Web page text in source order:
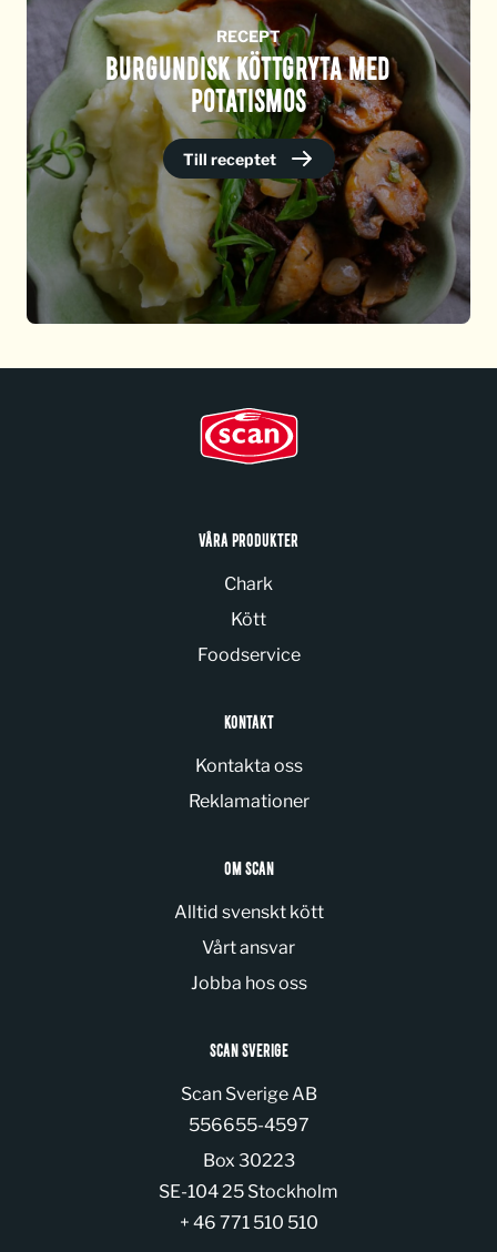
RECEPT
BURGUNDISK KÖTTGRYTA MED
POTATISMOS
Till receptet
VÅRA PRODUKTER
Chark
Kött
Foodservice
KONTAKT
Kontakta oss
Reklamationer
OM SCAN
Alltid svenskt kött
Vårt ansvar
Jobba hos oss
SCAN SVERIGE
Scan Sverige AB
Organization number:
556655-4597
Box 30223
SE-104 25 Stockholm
+ 46 771 510 510